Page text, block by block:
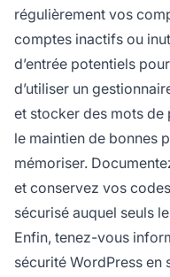
régulièrement vos
comptes inactifs ou
d’entrée potentiels
d’utiliser un
et stocker des mots
le maintien de bonnes
mémoriser.
et conservez vos
sécurisé auquel seuls
Enfin, tenez-vous
sécurité WordPress en